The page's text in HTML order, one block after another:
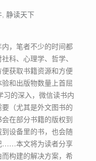
, 静读天下
科、心理学、哲学、
获取书籍资源和方便
和出版物数量上首屈
习的深入，微信读书内
（尤其是外文图书的
在部分书籍的版权到
设备里的书，也会随
……本文将为读者分享
构建的解决方案，希